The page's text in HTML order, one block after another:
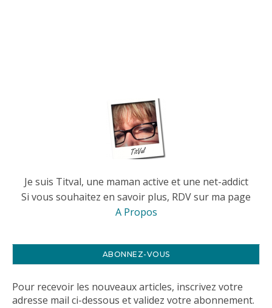
Je suis Titval, une maman active et une net-addict
Si vous souhaitez en savoir plus, RDV sur ma page
A Propos
ABONNEZ-VOUS
Pour recevoir les nouveaux articles, inscrivez votre
adresse mail ci-dessous et validez votre abonnement.